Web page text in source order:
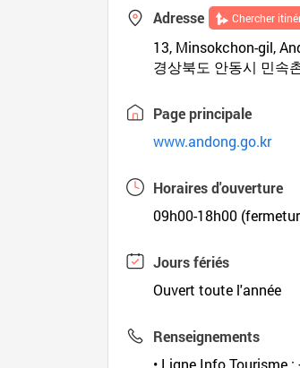
Adresse Chercher
13, Minsokchon-gil,
경상북도 안동시 민속
Page principale
www.andong.go.kr
Horaires d'ouverture
09h00-18h00
Jours fériés
Ouvert toute l'année
Renseignements
• Ligne Info Tourisme